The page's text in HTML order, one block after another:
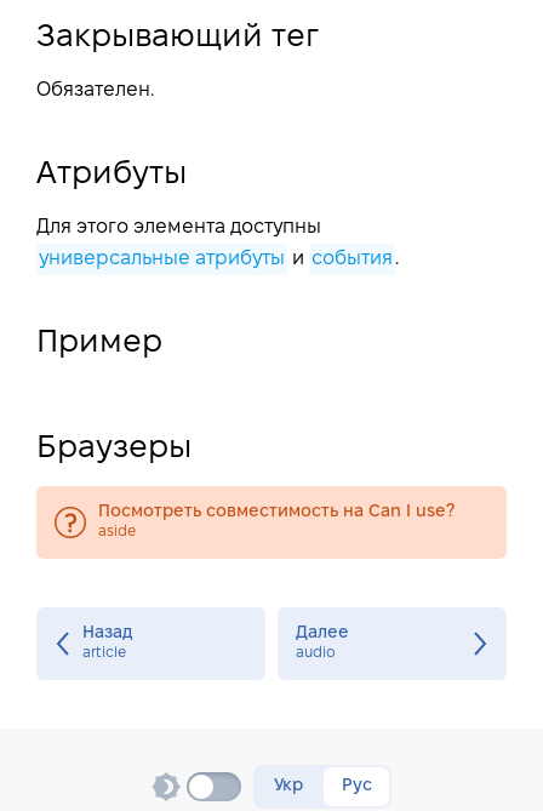
Закрывающий тег
Обязателен.
Атрибуты
Для этого элемента доступны
универсальные атрибуты и события .
Пример
Браузеры
Посмотреть совместимость на Can I use?
aside
Назад
article
Далее
audio
Укр Рус